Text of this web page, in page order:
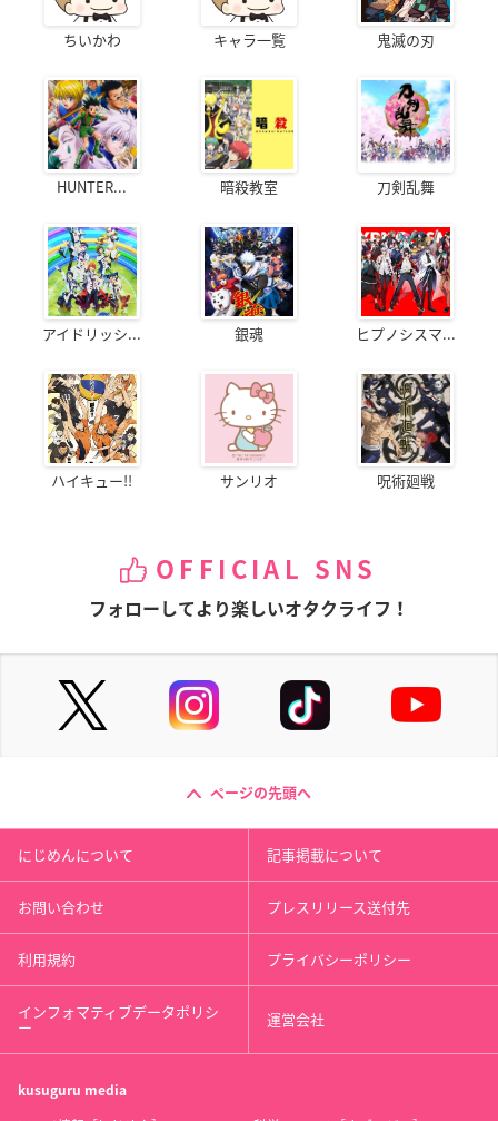
ちいかわ キャラ一覧 鬼滅の刃
HUNTER... 暗殺教室 刀剣乱舞
アイドリッシ... 銀魂 ヒプノシスマ...
ハイキュー!! サンリオ 呪術廻戦
OFFICIAL SNS
フォローしてより楽しいオタクライフ！
ページの先頭へ
にじめんについて 記事掲載について
お問い合わせ プレスリリース送付先
利用規約 プライバシーポリシー
インフォマティブデータポリシ
ー 運営会社
kusuguru media